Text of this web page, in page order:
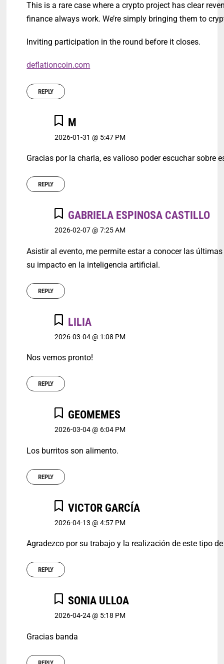
This is a rare case where a crypto project has clear
finance always work. We’re simply bringing them to
Inviting participation in the round before it closes.
deflationcoin.com
REPLY
M
2026-01-31 @ 5:47 PM
Gracias por la charla, es valioso poder escuchar sobre
REPLY
GABRIELA ESPINOSA CASTILLO
2026-02-07 @ 7:25 AM
Asistir al evento, me permite estar a conocer las
su impacto en la inteligencia artificial.
REPLY
LILIA
2026-03-04 @ 1:08 PM
Nos vemos pronto!
REPLY
GEOMEMES
2026-03-04 @ 6:04 PM
Los burritos son alimento.
REPLY
VICTOR GARCÍA
2026-04-13 @ 4:57 PM
Agradezco por su trabajo y la realización de este tipo
REPLY
SONIA ULLOA
2026-04-24 @ 5:18 PM
Gracias banda